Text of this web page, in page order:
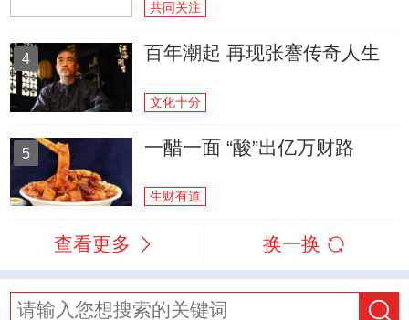
共同关注
4 百年潮起 再现张謇传奇人生
文化十分
5 一醋一面 “酸”出亿万财路
生财有道
查看更多 换一换